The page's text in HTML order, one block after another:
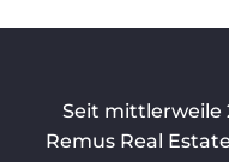
Seit mittlerweile
Remus Real